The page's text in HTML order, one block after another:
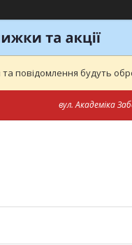
повідомлення будуть
вул. Академіка